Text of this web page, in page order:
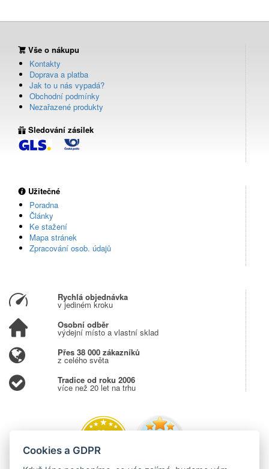
Vše o nákupu
Kontakty
Doprava a platba
Jak to u nás vypadá?
Obchodní podmínky
Nezařazené produkty
Sledování zásilek
Užitečné
Poradna
Články
Ke stažení
Mapa stránek
Zpracování osob. údajů
Rychlá objednávka
v jediném kroku
Osobní odběr
výdejní místo a vlastní sklad
Přes 38 000 zákazníků
z celého světa
Tradice od roku 2006
více než 20 let na trhu
Cookies a GDPR